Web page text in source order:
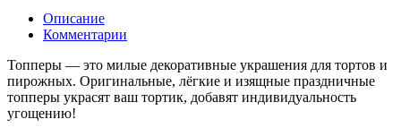
Описание
Комментарии
Топперы — это милые декоративные украшения для тортов и
пирожных. Оригинальные, лёгкие и изящные праздничные
топперы украсят ваш тортик, добавят индивидуальность
угощению!